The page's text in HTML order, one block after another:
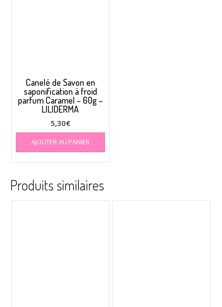
Canelé de Savon en
saponification à froid
parfum Caramel – 60g –
LILIDERMA
5,30€
AJOUTER AU PANIER
Produits similaires